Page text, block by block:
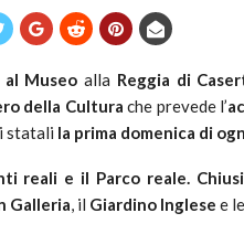
al Museo alla Reggia di
della Cultura che prevede l’
statali la prima domenica di
reali e il Parco reale. Chiusi
Galleria, il Giardino Inglese e le